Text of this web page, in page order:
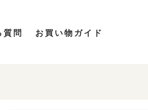
質問 お買い物ガイド